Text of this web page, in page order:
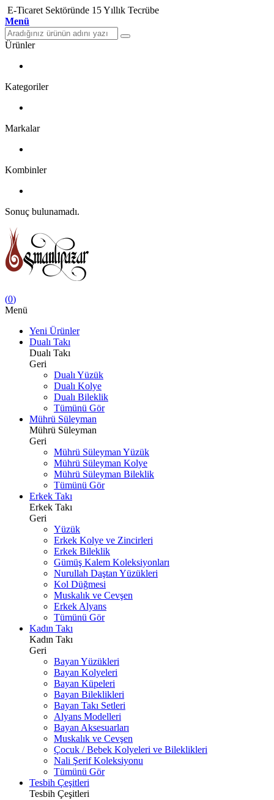
E-Ticaret Sektöründe 15 Yıllık Tecrübe
Menü
Ürünler
Kategoriler
Markalar
Kombinler
Sonuç bulunamadı.
(0)
Menü
Yeni Ürünler
Dualı Takı
Dualı Takı
Geri
Dualı Yüzük
Dualı Kolye
Dualı Bileklik
Tümünü Gör
Mührü Süleyman
Mührü Süleyman
Geri
Mührü Süleyman Yüzük
Mührü Süleyman Kolye
Mührü Süleyman Bileklik
Tümünü Gör
Erkek Takı
Erkek Takı
Geri
Yüzük
Erkek Kolye ve Zincirleri
Erkek Bileklik
Gümüş Kalem Koleksiyonları
Nurullah Daştan Yüzükleri
Kol Düğmesi
Muskalık ve Cevşen
Erkek Alyans
Tümünü Gör
Kadın Takı
Kadın Takı
Geri
Bayan Yüzükleri
Bayan Kolyeleri
Bayan Küpeleri
Bayan Bileklikleri
Bayan Takı Setleri
Alyans Modelleri
Bayan Aksesuarları
Muskalık ve Cevşen
Çocuk / Bebek Kolyeleri ve Bileklikleri
Nali Şerif Koleksiyonu
Tümünü Gör
Tesbih Çeşitleri
Tesbih Çeşitleri